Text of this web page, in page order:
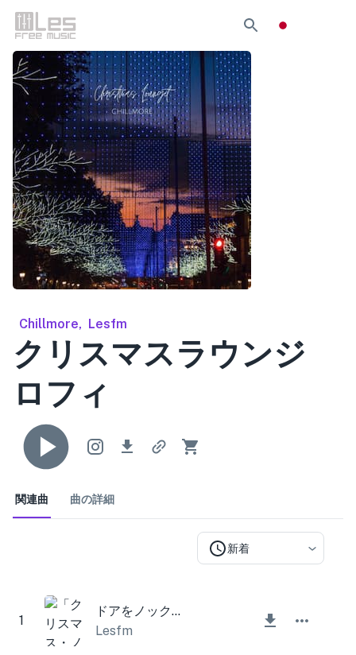
Chillmore, Lesfm
クリスマスラウンジ
ロフィ
関連曲 曲の詳細
新着
1
ドアをノックするクリスマス
Lesfm